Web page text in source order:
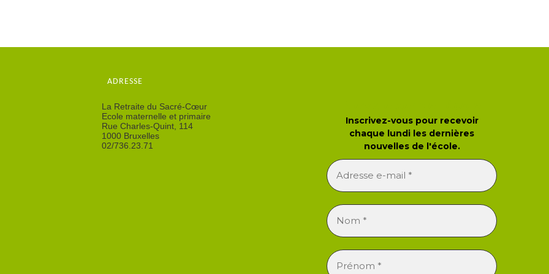
ADRESSE
La Retraite du Sacré-Cœur
Ecole maternelle et primaire
Rue Charles-Quint, 114
1000 Bruxelles
02/736.23.71
Inscrivez-vous pour recevoir
chaque lundi les dernières
nouvelles de l'école.